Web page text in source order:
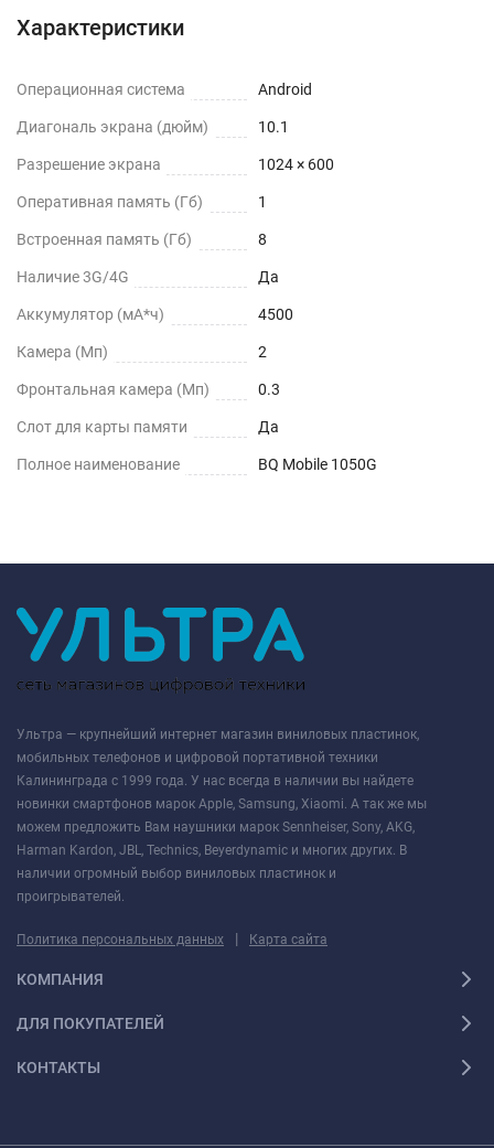
Характеристики
Операционная система Android
Диагональ экрана (дюйм) 10.1
Разрешение экрана 1024 × 600
Оперативная память (Гб) 1
Встроенная память (Гб) 8
Наличие 3G/4G Да
Аккумулятор (мА*ч) 4500
Камера (Мп) 2
Фронтальная камера (Мп) 0.3
Слот для карты памяти Да
Полное наименование BQ Mobile 1050G
Ультра — крупнейший интернет магазин виниловых пластинок,
мобильных телефонов и цифровой портативной техники
Калининграда с 1999 года. У нас всегда в наличии вы найдете
новинки смартфонов марок Apple, Samsung, Xiaomi. А так же мы
можем предложить Вам наушники марок Sennheiser, Sony, AKG,
Harman Kardon, JBL, Technics, Beyerdynamic и многих других. В
наличии огромный выбор виниловых пластинок и
проигрывателей.
Политика персональных данных | Карта сайта
КОМПАНИЯ
ДЛЯ ПОКУПАТЕЛЕЙ
КОНТАКТЫ